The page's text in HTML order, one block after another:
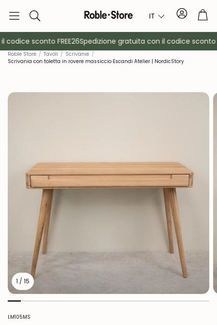
Ricerca IT Conto
Armadietti
Mobili
sconto FREE26Spedizione gratuita con il codice sconto
Roble Store / Tavoli / Scrivanie /
Scrivania con toletta in rovere massiccio Escandi Atelier | NordicStory
1 / 15
Codice
LM105MS